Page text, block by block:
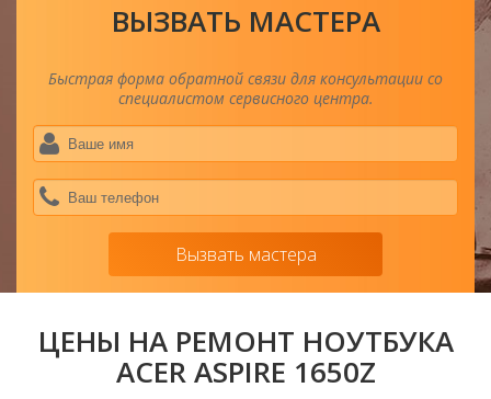
ВЫЗВАТЬ МАСТЕРА
Быстрая форма обратной связи для консультации со
специалистом сервисного центра.
Вызвать мастера
ЦЕНЫ НА РЕМОНТ НОУТБУКА
ACER ASPIRE 1650Z